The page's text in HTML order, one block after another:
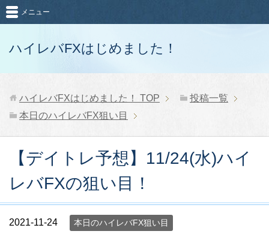
ハイレバFXはじめました！
メニュー
ハイレバFXはじめました！ TOP
投稿一覧
本日のハイレバFX狙い目
【デイトレ予想】11/24(水)ハイ
レバFXの狙い目！
2021-11-24 本日のハイレバFX狙い目